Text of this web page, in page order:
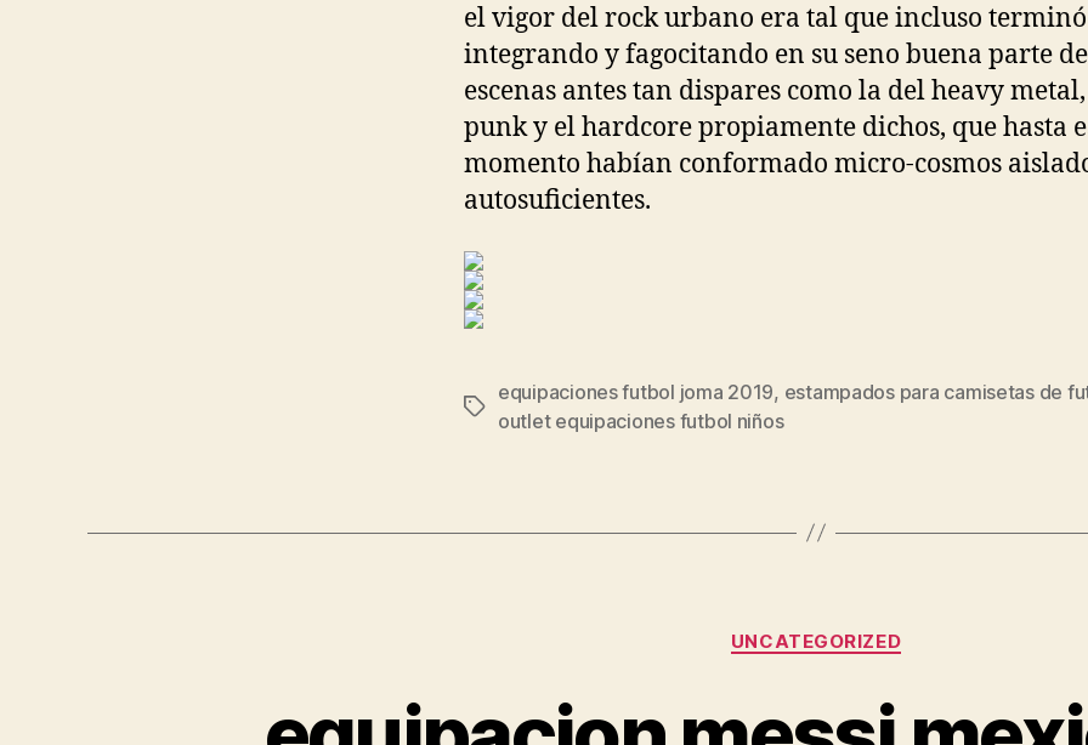
el vigor del rock urbano era tal que incluso terminó
integrando y fagocitando en su seno buena parte de
escenas antes tan dispares como la del heavy
punk y el hardcore propiamente dichos, que hasta
momento habían conformado micro-cosmos
autosuficientes.
Etiquetas
equipaciones futbol joma 2019, estampados para camisetas de
outlet equipaciones futbol niños
Categorías
UNCATEGORIZED